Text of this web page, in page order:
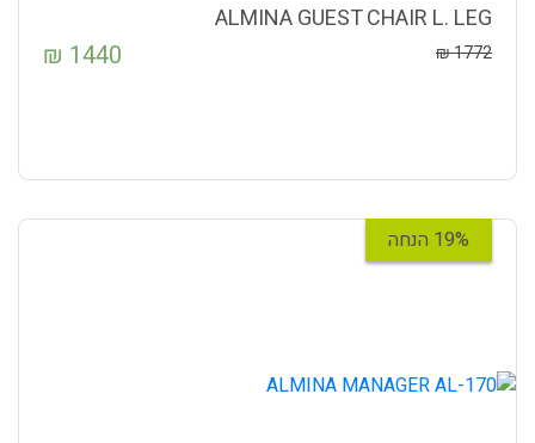
ALMINA GUEST CHAIR L. LEG
1772
₪
1440
₪
19% הנחה